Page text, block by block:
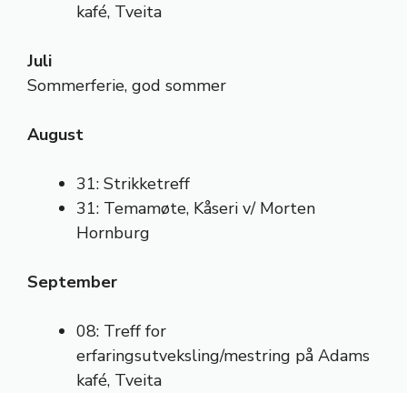
kafé, Tveita
Juli
Sommerferie, god sommer
August
31: Strikketreff
31: Temamøte, Kåseri v/ Morten
Hornburg
September
08: Treff for
erfaringsutveksling/mestring på Adams
kafé, Tveita